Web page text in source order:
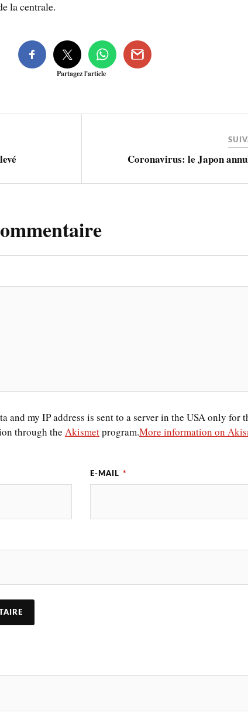
la centrale.
Partagez l'article
Coronavirus: le Japon
and my IP address is sent to a server in the USA only for
through theAkismetprogram.More information on
E-MAIL *